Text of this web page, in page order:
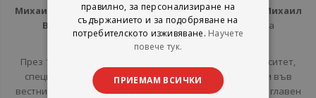
Михаил Георгиев Мишев , известен с псевдонима си
Михаил
Вешим
, е българскиписателисценарист. Син е на
писателяГеорги Мишев .
През 1982 година Вешим завършва Софийския университет,
специалност журналистика. От същата година работи във
вестник „Стършел“, където от 2003 година заема поста главен
правилно, за персонализиране на
съдържанието и за подобряване на
потребителското изживяване. Научете
повече тук.
ПРИЕМАМ ВСИЧКИ